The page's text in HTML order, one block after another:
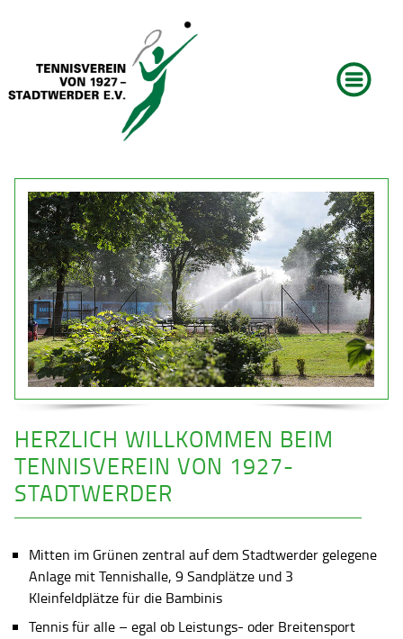
HERZLICH WILLKOMMEN BEIM
TENNISVEREIN VON 1927-
STADTWERDER
Mitten im Grünen zentral auf dem Stadtwerder gelegene
Anlage mit Tennishalle, 9 Sandplätze und 3
Kleinfeldplätze für die Bambinis
Tennis für alle – egal ob Leistungs- oder Breitensport